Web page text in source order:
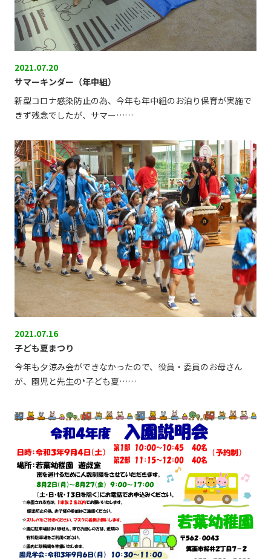
2021.07.20
サマーキンダー（年中組）
新型コロナ感染防止の為、今年も年中組のお泊り保育が実施で
きず残念でしたが、サマー……
2021.07.16
子ども夏まつり
今年も夕涼み会ができなかったので、役員・委員のお母さん
が、園児と先生の❛子ども夏……